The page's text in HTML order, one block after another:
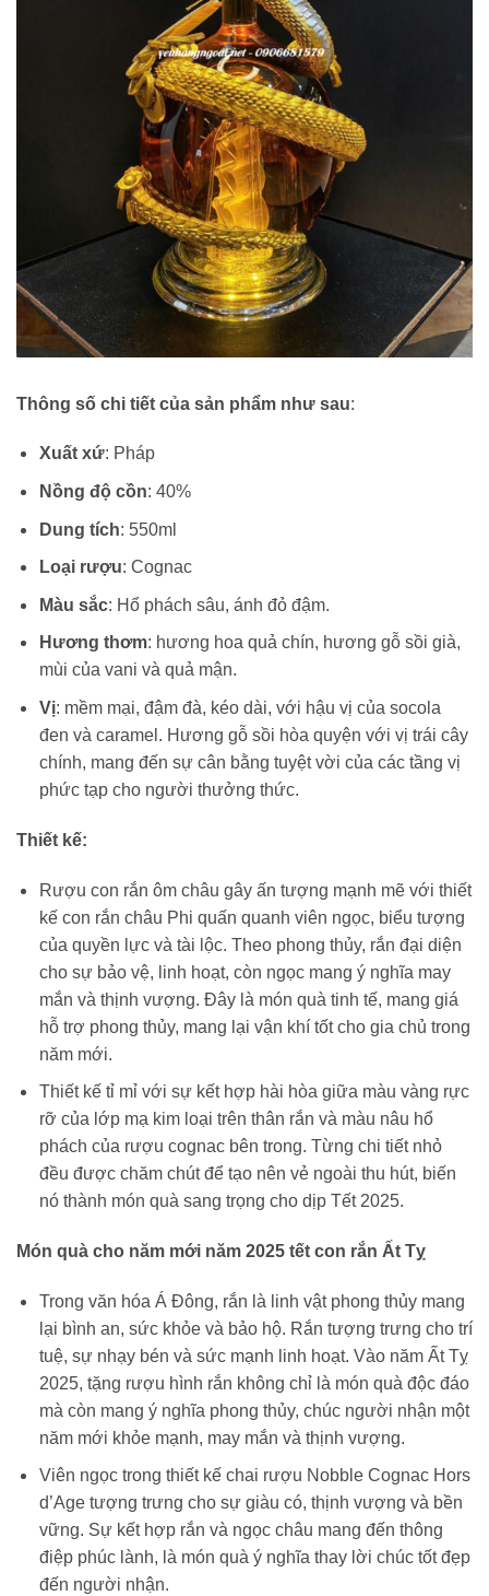
Thông số chi tiết của sản phẩm như sau:
Xuất xứ: Pháp
Nồng độ cồn: 40%
Dung tích: 550ml
Loại rượu: Cognac
Màu sắc: Hổ phách sâu, ánh đỏ đậm.
Hương thơm: hương hoa quả chín, hương gỗ sồi già,
mùi của vani và quả mận.
Vị: mềm mại, đậm đà, kéo dài, với hậu vị của socola
đen và caramel. Hương gỗ sồi hòa quyện với vị trái cây
chính, mang đến sự cân bằng tuyệt vời của các tầng vị
phức tạp cho người thưởng thức.
Thiết kế:
Rượu con rắn ôm châu gây ấn tượng mạnh mẽ với thiết
kế con rắn châu Phi quấn quanh viên ngọc, biểu tượng
của quyền lực và tài lộc. Theo phong thủy, rắn đại diện
cho sự bảo vệ, linh hoạt, còn ngọc mang ý nghĩa may
mắn và thịnh vượng. Đây là món quà tinh tế, mang giá
hỗ trợ phong thủy, mang lại vận khí tốt cho gia chủ trong
năm mới.
Thiết kế tỉ mỉ với sự kết hợp hài hòa giữa màu vàng rực
rỡ của lớp mạ kim loại trên thân rắn và màu nâu hổ
phách của rượu cognac bên trong. Từng chi tiết nhỏ
đều được chăm chút để tạo nên vẻ ngoài thu hút, biến
nó thành món quà sang trọng cho dịp Tết 2025.
Món quà cho năm mới năm 2025 tết con rắn Ất Tỵ
Trong văn hóa Á Đông, rắn là linh vật phong thủy mang
lại bình an, sức khỏe và bảo hộ. Rắn tượng trưng cho trí
tuệ, sự nhạy bén và sức mạnh linh hoạt. Vào năm Ất Tỵ
2025, tặng rượu hình rắn không chỉ là món quà độc đáo
mà còn mang ý nghĩa phong thủy, chúc người nhận một
năm mới khỏe mạnh, may mắn và thịnh vượng.
Viên ngọc trong thiết kế chai rượu Nobble Cognac Hors
d’Age tượng trưng cho sự giàu có, thịnh vượng và bền
vững. Sự kết hợp rắn và ngọc châu mang đến thông
điệp phúc lành, là món quà ý nghĩa thay lời chúc tốt đẹp
đến người nhận.